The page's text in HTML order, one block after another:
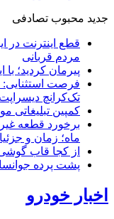
جدید محبوب تصادفی
قطع اینترنت در
مردم قربانی
پیرمان کردید؛
تک‌کرانچ دیسراپت ۲۰۲۶
کمپین تبلیغاتی
ماه؛ زمان و
از کجا قاب
پشت پرده
اخبار خودرو